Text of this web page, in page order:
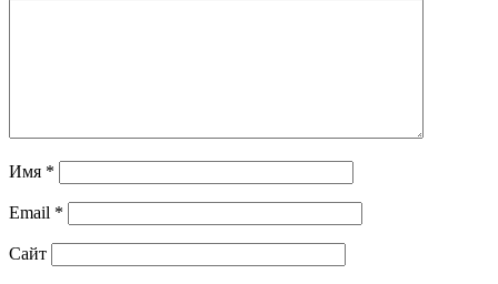
Имя *
Email *
Сайт